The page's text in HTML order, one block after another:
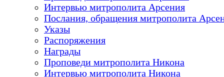
Интервью митрополита Арсения
Послания, обращения митрополита
Указы
Распоряжения
Награды
Проповеди митрополита Никона
Интервью митрополита Никона